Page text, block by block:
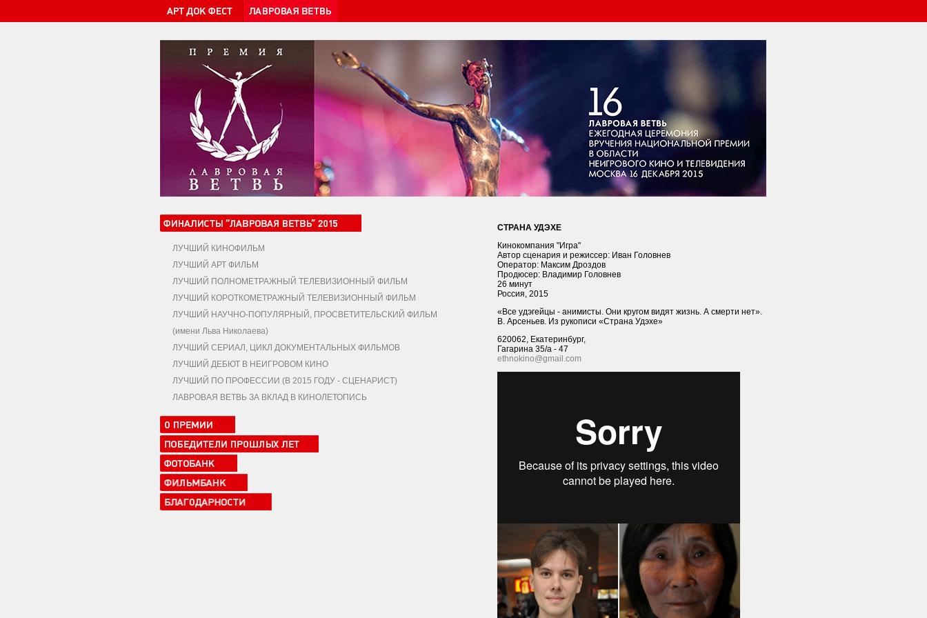
ЛУЧШИЙ КИНОФИЛЬМ
ЛУЧШИЙ АРТ ФИЛЬМ
ЛУЧШИЙ ПОЛНОМЕТРАЖНЫЙ ТЕЛЕВИЗИОННЫЙ ФИЛЬМ
ЛУЧШИЙ КОРОТКОМЕТРАЖНЫЙ ТЕЛЕВИЗИОННЫЙ ФИЛЬМ
ЛУЧШИЙ НАУЧНО-ПОПУЛЯРНЫЙ, ПРОСВЕТИТЕЛЬСКИЙ ФИЛЬМ
(имени Льва Николаева)
ЛУЧШИЙ СЕРИАЛ, ЦИКЛ ДОКУМЕНТАЛЬНЫХ ФИЛЬМОВ
ЛУЧШИЙ ДЕБЮТ В НЕИГРОВОМ КИНО
ЛУЧШИЙ ПО ПРОФЕССИИ (В 2015 ГОДУ - СЦЕНАРИСТ)
ЛАВРОВАЯ ВЕТВЬ ЗА ВКЛАД В КИНОЛЕТОПИСЬ
СТРАНА УДЭХЕ
Кинокомпания "Игра"
Автор сценария и режиссер: Иван Головнев
Оператор: Максим Дроздов
Продюсер: Владимир Головнев
26 минут
Россия, 2015
«Все удэгейцы - анимисты. Они кругом видят жизнь. А смерти нет».
В. Арсеньев. Из рукописи «Страна Удэхе»
620062, Екатеринбург,
Гагарина 35/а - 47
ethnokino@gmail.com